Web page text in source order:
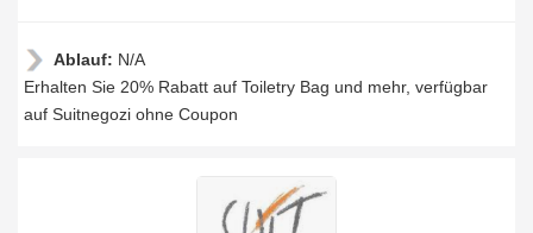
Ablauf: N/A
Erhalten Sie 20% Rabatt auf Toiletry Bag und mehr, verfügbar
auf Suitnegozi ohne Coupon